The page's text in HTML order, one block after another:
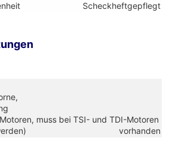
Scheckheftgepflegt
muss bei TSI- und TDI-Motoren
vorhanden